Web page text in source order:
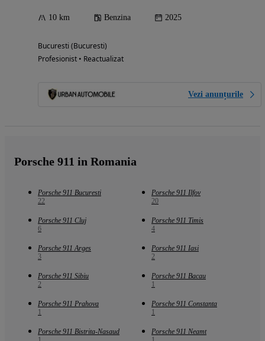
10 km Benzina 2025
Bucuresti (Bucuresti)
Profesionist • Reactualizat
Vezi anunțurile
Porsche 911 in Romania
Porsche 911 Bucuresti
22
Porsche 911 Ilfov
20
Porsche 911 Cluj
6
Porsche 911 Timis
4
Porsche 911 Arges
3
Porsche 911 Iasi
2
Porsche 911 Sibiu
2
Porsche 911 Bacau
1
Porsche 911 Prahova
1
Porsche 911 Constanta
1
Porsche 911 Bistrita-Nasaud
Porsche 911 Neamt